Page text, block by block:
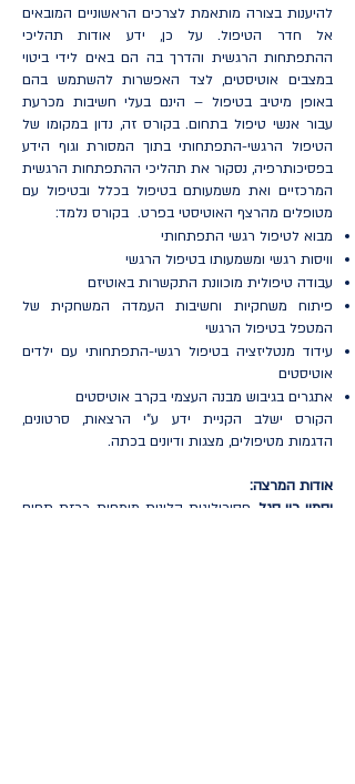
להיענות בצורה מותאמת לצרכים הראשוניים המובאים
אל חדר הטיפול. על כן, ידע אודות תהליכי
ההתפתחות הרגשית והדרך בה הם באים לידי ביטוי
במצבים אוטיסטים, לצד האפשרות להשתמש בהם
באופן מיטיב בטיפול – הינם בעלי חשיבות מכרעת
עבור אנשי טיפול בתחום. בקורס זה, נדון במקומו של
הטיפול הרגשי-התפתחותי בתוך המסורת וגוף הידע
בפסיכותרפיה, נסקור את תהליכי ההתפתחות הרגשית
המרכזיים ואת משמעותם בטיפול בכלל ובטיפול עם
מטופלים מהרצף האוטיסטי בפרט. בקורס נלמד:
מבוא לטיפול רגשי התפתחותי
וויסות רגשי ומשמעותו בטיפול הרגשי
עבודה טיפולית מוכוונת התקשרות באוטיזם
פיתוח משחקיות וחשיבות העמדה המשחקית של
המטפל בטיפול הרגשי
עידוד מנטליזציה בטיפול רגשי-התפתחותי עם ילדים
אוטיסטים
אתגרים בגיבוש מבנה העצמי בקרב אוטיסטים
הקורס ישלב הקניית ידע ע"י הרצאות, סרטונים,
הדגמות מטיפולים, מצגות ודיונים בכתה.
אודות המרצה:
יסמין רון סגל , פסיכולוגית קלינית מומחית, רכזת תחום